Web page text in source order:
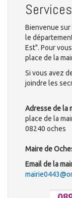
Bienvenue sur
le
Est". Pour
place de la
Si vous avez
joindre les
Adresse de la
place de la
08240 oches
Maire de
Email de la